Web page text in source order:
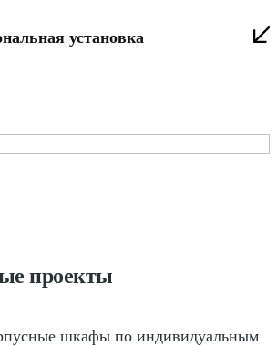
установка
проекты
шкафы по индивидуальным